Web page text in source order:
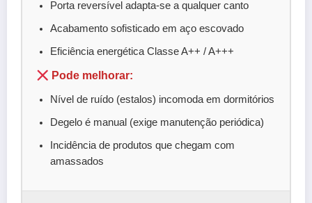
Porta reversível adapta-se a qualquer canto
Acabamento sofisticado em aço escovado
Eficiência energética Classe A++ / A+++
Pode melhorar:
Nível de ruído (estalos) incomoda em dormitórios
Degelo é manual (exige manutenção periódica)
Incidência de produtos que chegam com
amassados